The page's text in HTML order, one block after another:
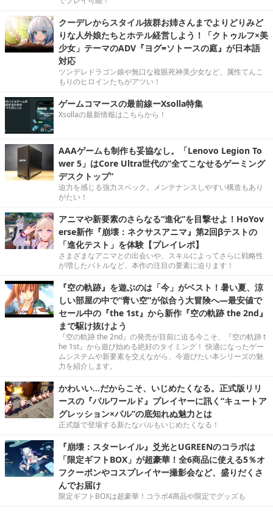
クーデレからスタイル抜群お姉さんまでよりどりみど
りな人外娘たちとホテル経営しよう！「クトゥルフ×美
少女」テーマのADV『ヨグ=ソトースの庭』が日本語
対応
ツンデレドラゴン娘や無口な複眼死神美少女など、属性てんこ
もりのヒロインたちがアツい！
ゲームコマースの最前線ーXsolla特集
Xsollaの最新情報はこちらから！
AAAゲームも制作も妥協なし。「Lenovo Legion To
wer 5」はCore Ultra世代の“全てこなせるゲーミング
デスクトップ”
迫力を感じる強力スペック。メンテナンスしやすい構造もあり
がたい！
アニマや新要素のさらなる“進化”を目撃せよ！HoYov
erse新作『崩壊：ネクサスアニマ』第2回βテストの
「進化テスト」を体験【プレイレポ】
さまざまなアニマとの出会いや、スキルによってさらに戦略性
が増したバトルなど、本作の注目の要素に迫ります！
『空の軌跡』を遊ぶのは「今」がベスト！暑い夏、涼
しい部屋の中で“青い空”が似合う大冒険へ―最安値で
セール中の『the 1st』から新作『空の軌跡 the 2nd』
まで駆け抜けよう
『空の軌跡 the 2nd』の発売が目前に迫る今こそ、『空の軌跡 t
he 1st』から遊び始める絶好のタイミング！ 快適になったゲー
ムシステムや新要素を交えながら、今遊びたい本シリーズの魅
力を紹介します。
かわいい…だからこそ、いじめたくなる。正式版リリ
ースの『パルワールド』プレイヤーに訊く“キュートア
グレッション×パル”の底知れぬ魅力とは
正式版で登場する新たなパルもいじめたくなる！
『崩壊：スターレイル』爻光とUGREENのコラボは
「限定ギフトBOX」が超豪華！全6商品に使える5％オ
フクーポンやコスプレイヤー撮影会など、盛りだくさ
んでお届け
限定ギフトBOXは超豪華！コラボ4商品や限定でグッズも